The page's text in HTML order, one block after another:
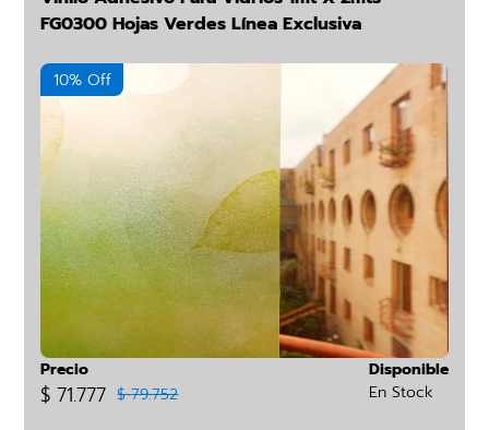
FG0300 Hojas Verdes Línea Exclusiva
10% Off
Precio
$ 71.777 $ 79.752
Disponible
En Stock